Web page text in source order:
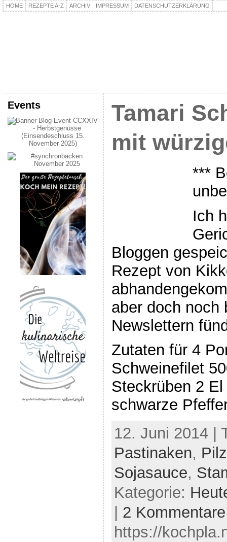
HOME REZEPTE A-Z ARCHIV IMPRESSUM DATENSCHUTZERKLÄRUNG
Events
Tamari
mit
***
Ich
Bloggen
Rezept von
aber doch noch
Newslettern
Zutaten für 4
Schweinefilet
Steckrüben 2
schwarze
12. Juni 2014 |
Pastinaken,
Sojasauce,
Kategorie:
2 Kommentare
https://